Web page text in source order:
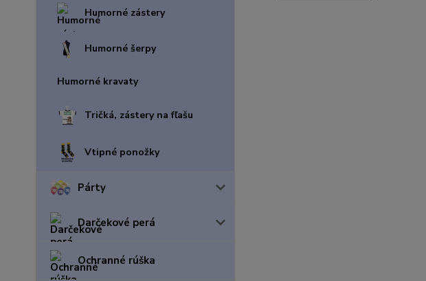
Humorné zástery
Humorné šerpy
Humorné kravaty
Tričká, zástery na fľašu
Vtipné ponožky
Párty
Darčekové perá
Ochranné rúška